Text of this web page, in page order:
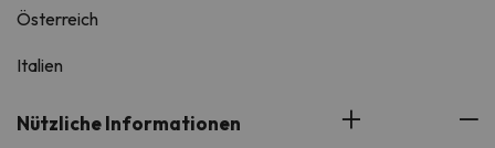
Österreich
Italien
Nützliche Informationen